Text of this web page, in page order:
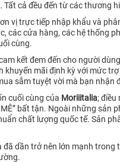
cả đều đến từ các thương
vị trực tiếp nhập khẩu và
các cửa hàng, các hệ thống
cùng.
kết đem đến cho người
mãi định kỳ với mức
sắm tuyệt vời mà bạn nhận
cuối cùng của Moriiitalia; điều
bất tận. Ngoài những
chất lượng quốc tế. Sản
dần trở nên lớn mạnh trong